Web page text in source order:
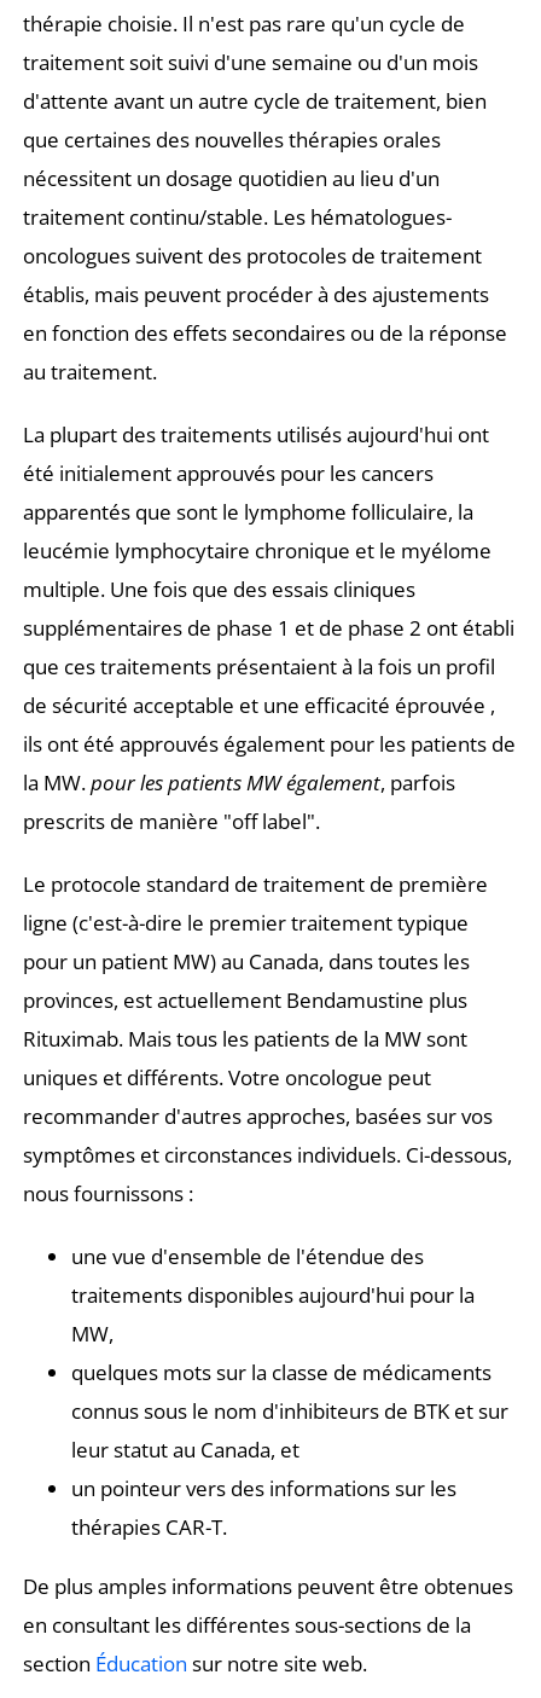
thérapie choisie. Il n'est pas rare qu'un cycle de
traitement soit suivi d'une semaine ou d'un mois
d'attente avant un autre cycle de traitement, bien
que certaines des nouvelles thérapies orales
nécessitent un dosage quotidien au lieu d'un
traitement continu/stable. Les hématologues-
oncologues suivent des protocoles de traitement
établis, mais peuvent procéder à des ajustements
en fonction des effets secondaires ou de la réponse
au traitement.
La plupart des traitements utilisés aujourd'hui ont
été initialement approuvés pour les cancers
apparentés que sont le lymphome folliculaire, la
leucémie lymphocytaire chronique et le myélome
multiple. Une fois que des essais cliniques
supplémentaires de phase 1 et de phase 2 ont établi
que ces traitements présentaient à la fois un profil
de sécurité acceptable et une efficacité éprouvée ,
ils ont été approuvés également pour les patients de
la MW.pour les patients MW également, parfois
prescrits de manière "off label".
Le protocole standard de traitement de première
ligne (c'est-à-dire le premier traitement typique
pour un patient MW) au Canada, dans toutes les
provinces, est actuellement Bendamustine plus
Rituximab. Mais tous les patients de la MW sont
uniques et différents. Votre oncologue peut
recommander d'autres approches, basées sur vos
symptômes et circonstances individuels. Ci-dessous,
nous fournissons :
une vue d'ensemble de l'étendue des
traitements disponibles aujourd'hui pour la
MW,
quelques mots sur la classe de médicaments
connus sous le nom d'inhibiteurs de BTK et sur
leur statut au Canada, et
un pointeur vers des informations sur les
thérapies CAR-T.
De plus amples informations peuvent être obtenues
en consultant les différentes sous-sections de la
section Éducation sur notre site web.